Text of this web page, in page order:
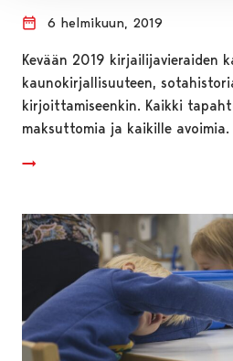
6 helmikuun, 2019
Kevään 2019 kirjailijavieraiden
kaunokirjallisuuteen,
kirjoittamiseenkin. Kaikki
maksuttomia ja kaikille avoimia.